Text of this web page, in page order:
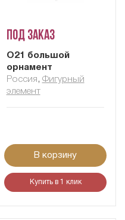
Под заказ
О21 большой
орнамент
Россия , Фигурный
элемент
В корзину
Купить в 1 клик